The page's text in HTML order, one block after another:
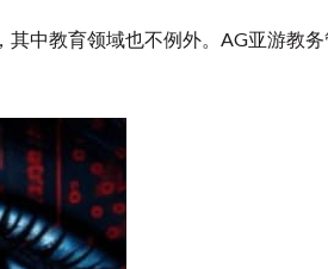
其中教育领域也不例外。AG亚游教